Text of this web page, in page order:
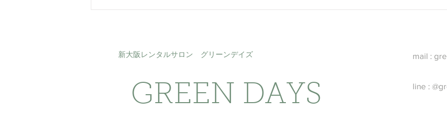
駐車場の駐車位置が変更にな
８階Ａ 電動リクライニング
８階
新大阪​レンタルサロン グリーンデイズ mail :
line :
GREEN DAYS